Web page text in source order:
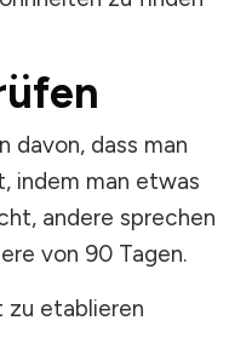
davon, dass man
indem man etwas
andere sprechen
von 90 Tagen.
zu etablieren